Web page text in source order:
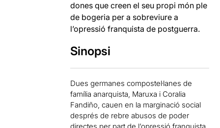
dones que creen el seu propi món ple
de bogeria per a sobreviure a
l’opressió franquista de postguerra.
Sinopsi
Dues germanes compostel·lanes de
família anarquista, Maruxa i Coralia
Fandiño, cauen en la marginació social
després de rebre abusos de poder